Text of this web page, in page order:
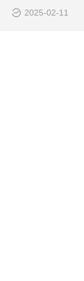
2025-02-11